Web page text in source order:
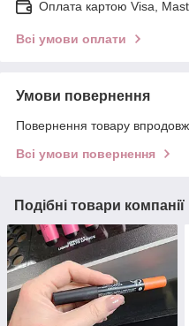
Оплата картою Visa,
Всі умови оплати
Умови повернення
Повернення товару
Всі умови повернення
Подібні товари компанії